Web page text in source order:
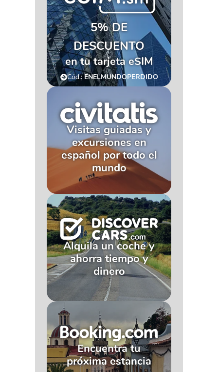
5% DE
DESCUENTO
en tu tarjeta eSIM
Cód.:ENELMUNDOPERDIDO
Visitas guiadas y
excursiones en
español por todo el
mundo
Alquila un coche y
ahorra tiempo y
dinero
Encuentra tu
próxima estancia